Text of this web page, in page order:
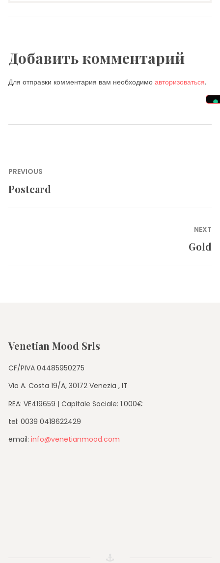
Добавить комментарий
Для отправки комментария вам необходимо авторизоваться.
Навигация
по
PREVIOUS
Previous
Postcard
NEXT
Gold
Venetian Mood Srls
CF/PIVA 04485950275
Via A. Costa 19/A, 30172 Venezia , IT
REA: VE419659 | Capitale Sociale: 1.000€
tel: 0039 0418622429
email: info@venetianmood.com